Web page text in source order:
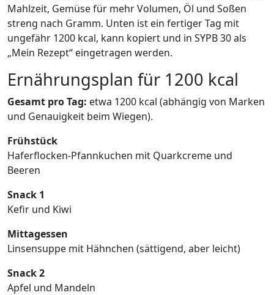
Mahlzeit, Gemüse für mehr Volumen, Öl und Soßen
streng nach Gramm. Unten ist ein fertiger Tag mit
ungefähr 1200 kcal, kann kopiert und in SYPB 30 als
„Mein Rezept“ eingetragen werden.
Ernährungsplan für 1200 kcal
Gesamt pro Tag: etwa 1200 kcal (abhängig von Marken
und Genauigkeit beim Wiegen).
Frühstück
Haferflocken-Pfannkuchen mit Quarkcreme und
Beeren
Snack 1
Kefir und Kiwi
Mittagessen
Linsensuppe mit Hähnchen (sättigend, aber leicht)
Snack 2
Apfel und Mandeln